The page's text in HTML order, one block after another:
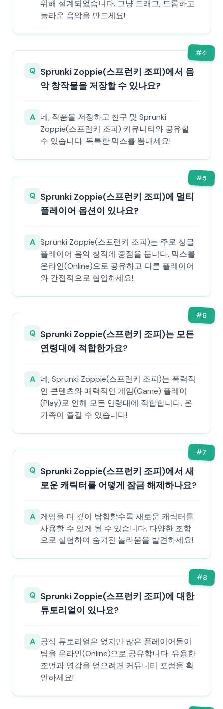
위해 설계되었습니다. 그냥 드래그, 드롭하고
놀라운 음악을 만드세요!
#4
Q Sprunki Zoppie(스프런키 조피)에서 음
악 창작물을 저장할 수 있나요?
A 네, 작품을 저장하고 친구 및 Sprunki
Zoppie(스프런키 조피) 커뮤니티와 공유할
수 있습니다. 독특한 믹스를 뽐내세요!
#5
Q Sprunki Zoppie(스프런키 조피)에 멀티
플레이어 옵션이 있나요?
A Sprunki Zoppie(스프런키 조피)는 주로 싱글
플레이어 음악 창작에 중점을 둡니다. 믹스를
온라인(Online)으로 공유하고 다른 플레이어
와 간접적으로 협업하세요!
#6
Q Sprunki Zoppie(스프런키 조피)는 모든
연령대에 적합한가요?
A 네, Sprunki Zoppie(스프런키 조피)는 폭력적
인 콘텐츠와 매력적인 게임(Game) 플레이
(Play)로 인해 모든 연령대에 적합합니다. 온
가족이 즐길 수 있습니다!
#7
Q Sprunki Zoppie(스프런키 조피)에서 새
로운 캐릭터를 어떻게 잠금 해제하나요?
A 게임을 더 깊이 탐험할수록 새로운 캐릭터를
사용할 수 있게 될 수 있습니다. 다양한 조합
으로 실험하여 숨겨진 놀라움을 발견하세요!
#8
Q Sprunki Zoppie(스프런키 조피)에 대한
튜토리얼이 있나요?
A 공식 튜토리얼은 없지만 많은 플레이어들이
팁을 온라인(Online)으로 공유합니다. 유용한
조언과 영감을 얻으려면 커뮤니티 포럼을 확
인하세요!